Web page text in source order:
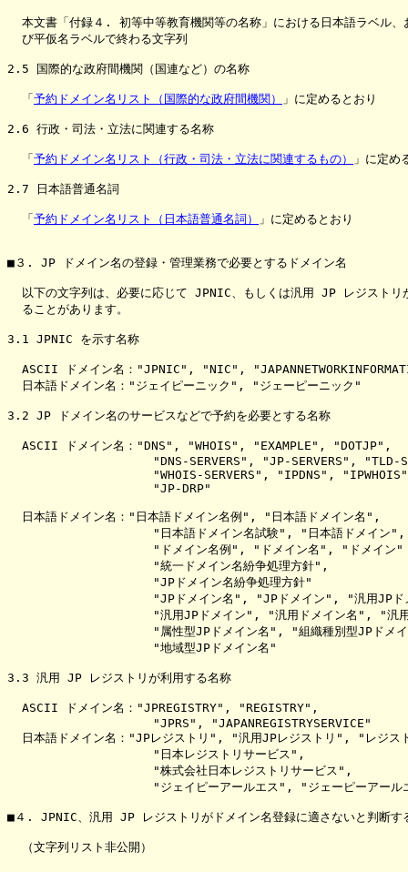
本文書「付録４. 初等中等教育機関等の名称」における日本語ラベル、
  び平仮名ラベルで終わる文字列
2.5 国際的な政府間機関（国連など）の名称
  「
予約ドメイン名リスト（国際的な政府間機関） 」に定めるとおり
2.6 行政・司法・立法に関連する名称
  「
予約ドメイン名リスト（行政・司法・立法に関連するもの） 」に定め
2.7 日本語普通名詞
  「
予約ドメイン名リスト（日本語普通名詞） 」に定めるとおり
■３. JP ドメイン名の登録・管理業務で必要とするドメイン名
以下の文字列は、必要に応じて JPNIC、もしくは汎用 JP レジストリ
  ることがあります。
3.1 JPNIC を示す名称
ASCII ドメイン名："JPNIC", "NIC",
  日本語ドメイン名："ジェイピーニック", "ジェーピーニック"
3.2 JP ドメイン名のサービスなどで予約を必要とする名称
  ASCII ドメイン名："DNS", "WHOIS", "EXAMPLE", "DOTJP",
"DNS-SERVERS", "JP-SERVERS", "TLD-
"WHOIS-SERVERS", "IPDNS",
                    "JP-DRP"
  日本語ドメイン名："日本語ドメイン名例", "日本語ドメイン名",
                    "日本語ドメイン名試験", "日本語ドメイン",
                    "ドメイン名例", "ドメイン名", "ドメイン"
                    "統一ドメイン名紛争処理方針",
                    "JPドメイン名紛争処理方針"
"JPドメイン名", "JPドメイン", "汎用JPド
"汎用JPドメイン", "汎用ドメイン名", "汎
"属性型JPドメイン名", "組織種別型JPドメ
                    "地域型JPドメイン名"
3.3 汎用 JP レジストリが利用する名称
  ASCII ドメイン名："JPREGISTRY", "REGISTRY",
                    "JPRS", "JAPANREGISTRYSERVICE"
日本語ドメイン名："JPレジストリ", "汎用JPレジストリ", "レジス
                    "日本レジストリサービス",
                    "株式会社日本レジストリサービス",
"ジェイピーアールエス", "ジェーピーアール
■４. JPNIC、汎用 JP レジストリがドメイン名登録に適さないと判断す
  （文字列リスト非公開）